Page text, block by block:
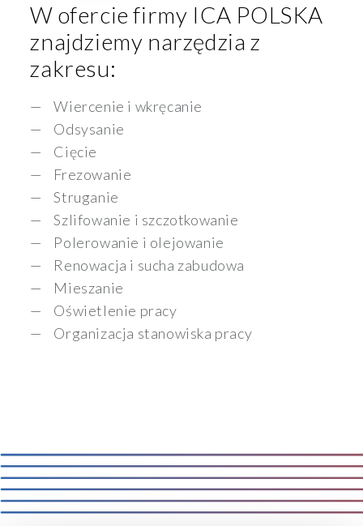
W ofercie firmy ICA POLSKA
znajdziemy narzędzia z
zakresu:
Wiercenie i wkręcanie
Odsysanie
Cięcie
Frezowanie
Struganie
Szlifowanie i szczotkowanie
Polerowanie i olejowanie
Renowacja i sucha zabudowa
Mieszanie
Oświetlenie pracy
Organizacja stanowiska pracy